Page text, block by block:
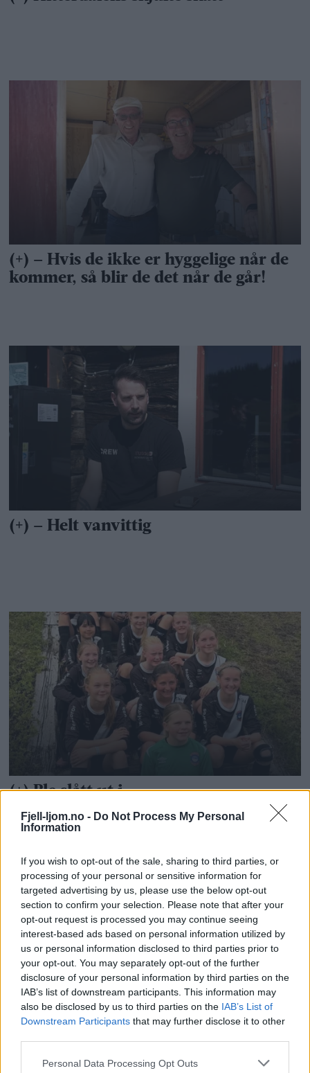
Fjell-ljom.no - Do Not Process My Personal
Information
If you wish to opt-out of the sale, sharing to third parties, or
processing of your personal or sensitive information for
targeted advertising by us, please use the below opt-out
section to confirm your selection. Please note that after your
opt-out request is processed you may continue seeing
interest-based ads based on personal information utilized by
us or personal information disclosed to third parties prior to
your opt-out. You may separately opt-out of the further
disclosure of your personal information by third parties on the
IAB’s list of downstream participants. This information may
also be disclosed by us to third parties on the IAB’s List of
Downstream Participants that may further disclose it to other
Personal Data Processing Opt Outs